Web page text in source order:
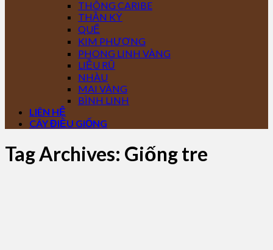
THÔNG CARIBE
THẦN KỲ
QUẾ
KIM PHƯỢNG
PHONG LINH VÀNG
LIỄU RŨ
NHÀU
MAI VÀNG
BÌNH LINH
LIÊN HỆ
CÂY ĐIỀU GIỐNG
Tag Archives: Giống tre